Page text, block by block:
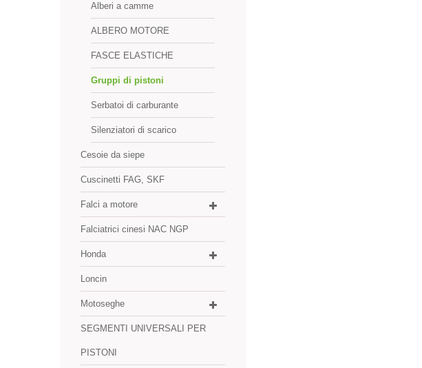
Alberi a camme
ALBERO MOTORE
FASCE ELASTICHE
Gruppi di pistoni
Serbatoi di carburante
Silenziatori di scarico
Cesoie da siepe
Cuscinetti FAG, SKF
Falci a motore
Falciatrici cinesi NAC NGP
Honda
Loncin
Motoseghe
SEGMENTI UNIVERSALI PER
PISTONI